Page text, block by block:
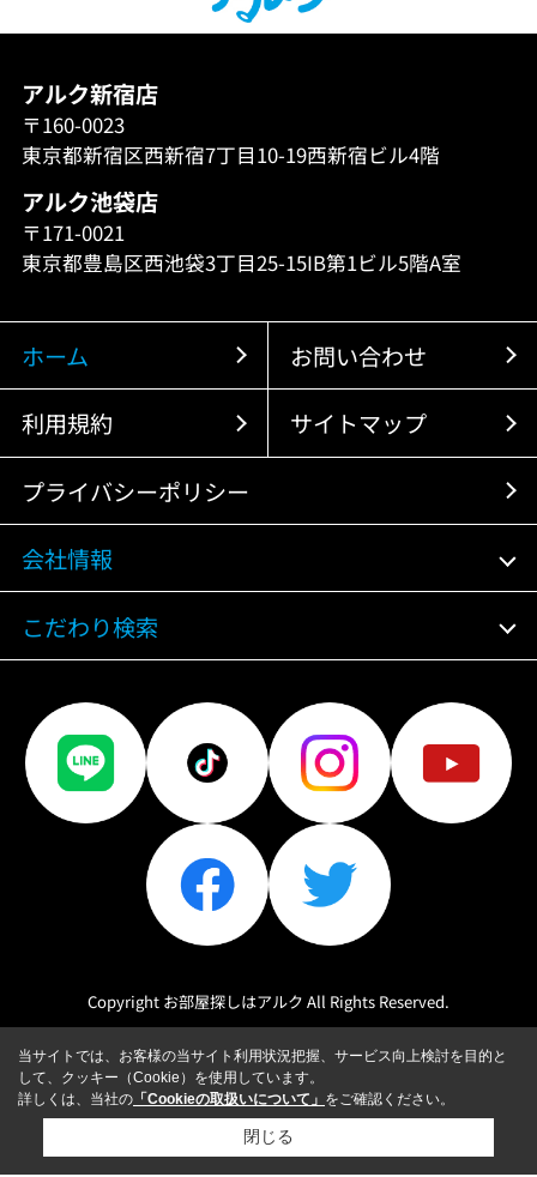
アルク新宿店
〒160-0023
東京都新宿区西新宿7丁目10-19西新宿ビル4階
アルク池袋店
〒171-0021
東京都豊島区西池袋3丁目25-15IB第1ビル5階A室
ホーム お問い合わせ
利用規約 サイトマップ
プライバシーポリシー
会社情報
こだわり検索
Copyright お部屋探しはアルク All Rights Reserved.
当サイトでは、お客様の当サイト利用状況把握、サービス向上検討を目的と
して、クッキー（Cookie）を使用しています。
詳しくは、当社の 「Cookieの取扱いについて」 をご確認ください。
閉じる